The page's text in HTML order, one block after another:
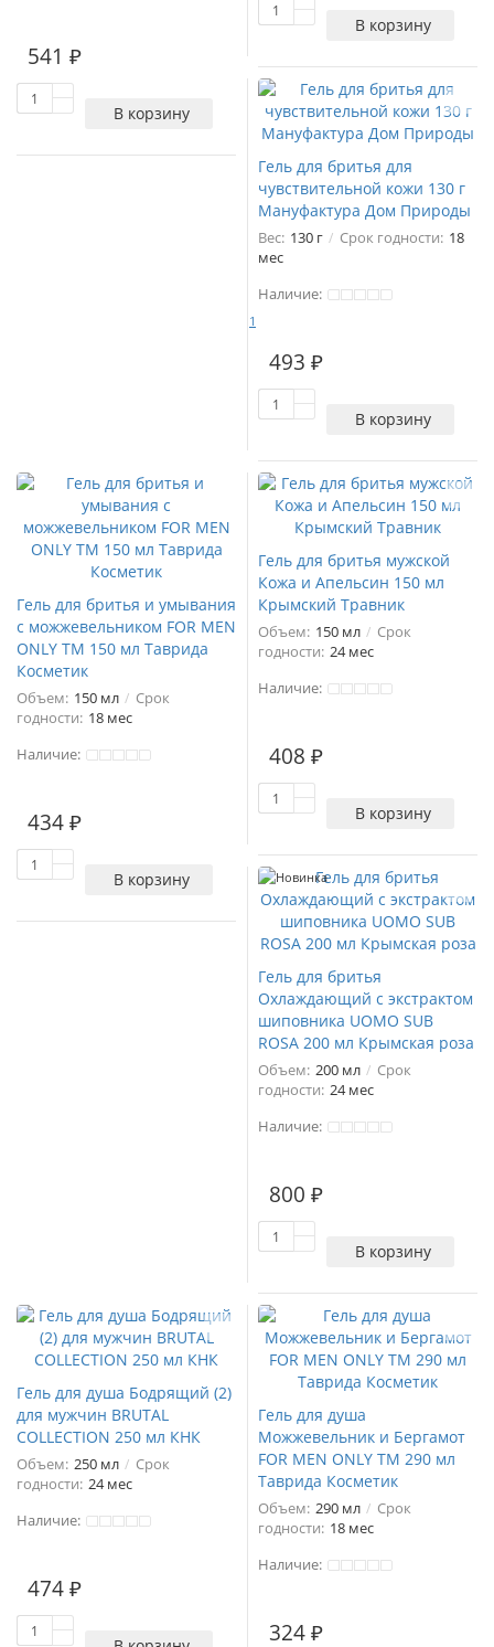
541 ₽
В корзину
В корзину
Гель для бритья для
чувствительной кожи 130 г
Мануфактура Дом Природы
Вес: 130 г Срок годности: 18
мес
Наличие:
1
493 ₽
В корзину
Гель для бритья и умывания
с можжевельником FOR MEN
ONLY ТМ 150 мл Таврида
Косметик
Объем: 150 мл
Срок
годности: 18 мес
Наличие:
434 ₽
В корзину
Гель для бритья мужской
Кожа и Апельсин 150 мл
Крымский Травник
Объем: 150 мл
Срок
годности: 24 мес
Наличие:
408 ₽
В корзину
Новинка
Гель для бритья
Охлаждающий с экстрактом
шиповника UOMO SUB
ROSA 200 мл Крымская роза
Объем: 200 мл
Срок
годности: 24 мес
Наличие:
800 ₽
В корзину
Гель для душа Бодрящий (2)
для мужчин BRUTAL
COLLECTION 250 мл КНК
Объем: 250 мл
Срок
годности: 24 мес
Наличие:
474 ₽
Гель для душа
Можжевельник и Бергамот
FOR MEN ONLY ТМ 290 мл
Таврида Косметик
Объем: 290 мл
Срок
годности: 18 мес
Наличие:
324 ₽